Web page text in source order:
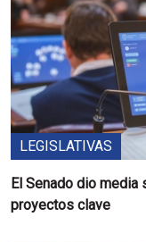
LEGISLATIVAS
El Senado dio
proyectos clave